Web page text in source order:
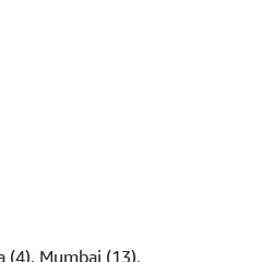
(4), Mumbai (13),